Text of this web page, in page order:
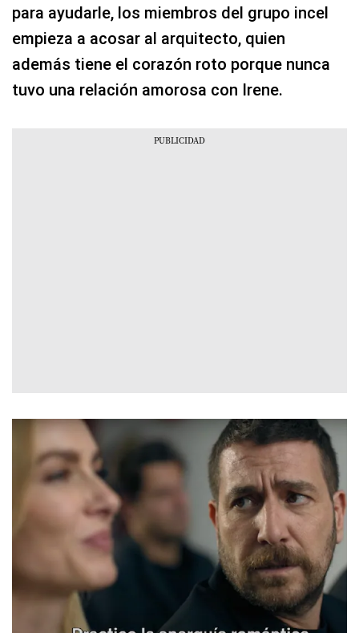
para ayudarle, los miembros del grupo incel
empieza a acosar al arquitecto, quien
además tiene el corazón roto porque nunca
tuvo una relación amorosa con Irene.